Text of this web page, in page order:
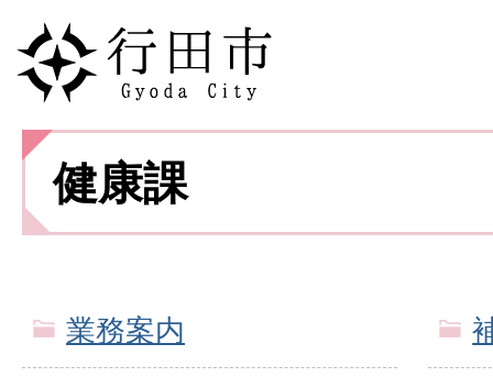
健康課
業務案内